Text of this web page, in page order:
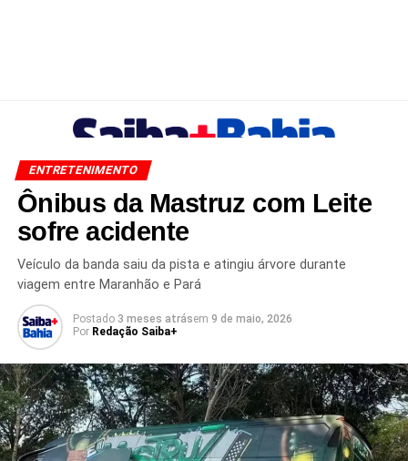
ENTRETENIMENTO
Ônibus da Mastruz com Leite
sofre acidente
Veículo da banda saiu da pista e atingiu árvore durante
viagem entre Maranhão e Pará
Postado 3 meses atrásem 9 de maio, 2026
Por Redação Saiba+